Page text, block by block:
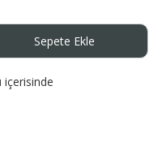
Sepete Ekle
içerisinde